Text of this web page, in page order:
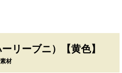
リーブニ）【黄色】
材